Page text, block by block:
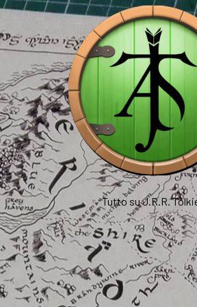
Tutto su J.R.R.